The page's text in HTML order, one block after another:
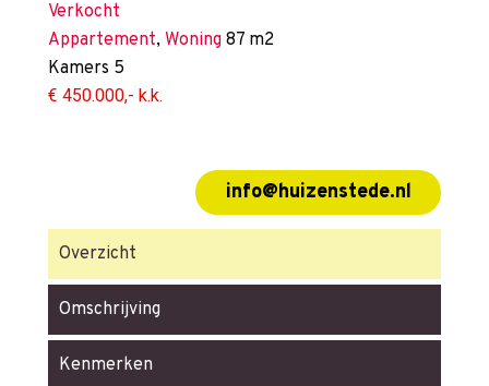
Verkocht
Appartement, Woning 87 m2
Kamers 5
€ 450.000,- k.k.
info@huizenstede.nl
Overzicht
Omschrijving
Kenmerken